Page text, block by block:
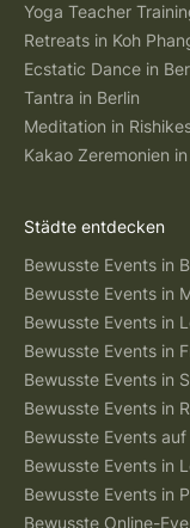
Yoga Teacher
Retreats in Koh
Ecstatic Dance in
Tantra in Berlin
Meditation in
Kakao Zeremonien
Städte entdecken
Bewusste Events in
Bewusste Events in
Bewusste Events in
Bewusste Events in
Bewusste Events in
Bewusste Events in
Bewusste Events
Bewusste Events in
Bewusste Events in
Bewusste Online-